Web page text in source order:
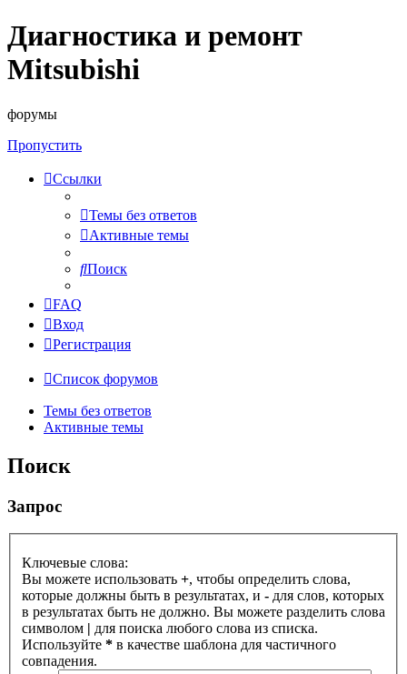
Диагностика и ремонт
Mitsubishi
форумы
Пропустить
Ссылки
Темы без ответов
Активные темы
Поиск
FAQ
Вход
Регистрация
Список форумов
Темы без ответов
Активные темы
Поиск
Запрос
Ключевые слова:
Вы можете использовать +, чтобы определить слова,
которые должны быть в результатах, и - для слов, которых
в результатах быть не должно. Вы можете разделить слова
символом | для поиска любого слова из списка.
Используйте * в качестве шаблона для частичного
совпадения.